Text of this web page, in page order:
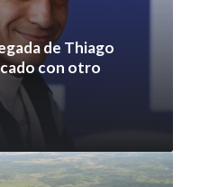
de Thiago
con otro